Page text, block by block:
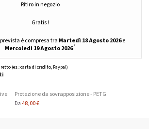
Ritiro in negozio
Gratis !
è compresa tra Martedì 18 Agosto 2026e
Mercoledì 19 Agosto 2026*
(es.: carta di credito, Paypal)
Protezione da sovrapposizione - PETG
Da 48,00 €